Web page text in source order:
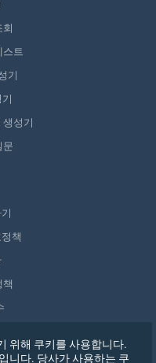
회
스트
기
생성기
문
책
책
위해 쿠키를 사용합니다.
니다. 당사가 사용하는 쿠